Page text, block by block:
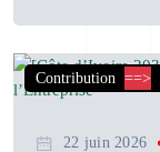
Contribution ==>
22 juin 2026